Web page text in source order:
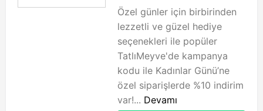
Özel günler için birbirinden
lezzetli ve güzel hediye
seçenekleri ile popüler
TatlıMeyve'de kampanya
kodu ile Kadınlar Günü’ne
özel siparişlerde %10 indirim
var!... Devamı